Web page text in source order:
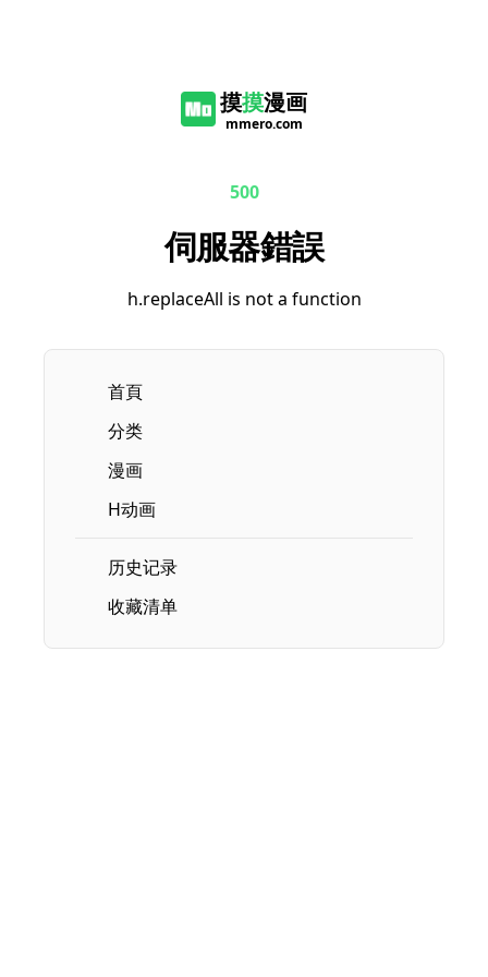
摸摸漫画
mmero.com
500
伺服器錯誤
h.replaceAll is not a function
首頁
分类
漫画
H动画
历史记录
收藏清单